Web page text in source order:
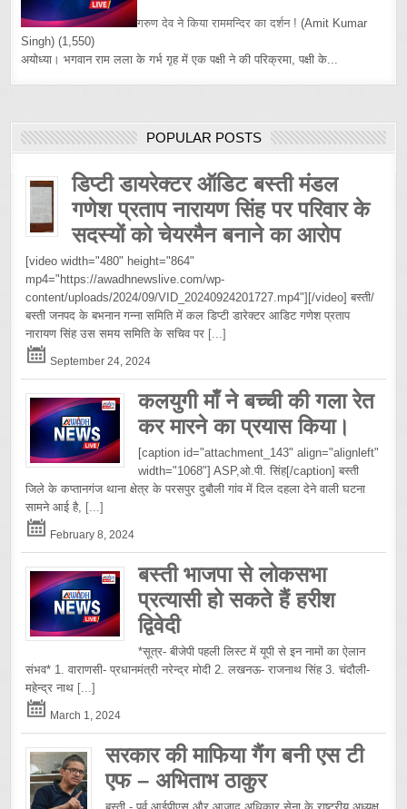
गरुण देव ने किया राममन्दिर का दर्शन ! (Amit Kumar
Singh) (1,550)
अयोध्या। भगवान राम लला के गर्भ गृह में एक पक्षी ने की परिक्रमा, पक्षी के...
POPULAR POSTS
डिप्टी डायरेक्टर ऑडिट बस्ती मंडल
गणेश प्रताप नारायण सिंह पर परिवार के
सदस्यों को चेयरमैन बनाने का आरोप
[video width="480" height="864"
mp4="https://awadhnewslive.com/wp-
content/uploads/2024/09/VID_20240924201727.mp4"][/video] बस्ती/
बस्ती जनपद के बभनान गन्ना समिति में कल डिप्टी डारेक्टर आडिट गणेश प्रताप
नारायण सिंह उस समय समिति के सचिव पर [...]
September 24, 2024
कलयुगी माँ ने बच्ची की गला रेत
कर मारने का प्रयास किया।
[caption id="attachment_143" align="alignleft"
width="1068"] ASP,ओ.पी. सिंह[/caption] बस्ती
जिले के कप्तानगंज थाना क्षेत्र के परसपुर दुबौली गांव में दिल दहला देने वाली घटना
सामने आई है, [...]
February 8, 2024
बस्ती भाजपा से लोकसभा
प्रत्यासी हो सकते हैं हरीश
द्विवेदी
*सूत्र- बीजेपी पहली लिस्ट में यूपी से इन नामों का ऐलान
संभव* 1. वाराणसी- प्रधानमंत्री नरेन्द्र मोदी 2. लखनऊ- राजनाथ सिंह 3. चंदौली-
महेन्द्र नाथ [...]
March 1, 2024
सरकार की माफिया गैंग बनी एस टी
एफ – अभिताभ ठाकुर